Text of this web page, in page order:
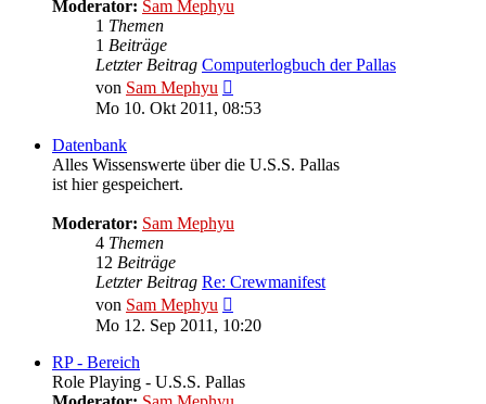
Moderator: Sam Mephyu
1 Themen
1 Beiträge
Letzter Beitrag Computerlogbuch der Pallas
von Sam Mephyu
Beitrag
Mo 10. Okt 2011, 08:53
Datenbank
Alles Wissenswerte über die U.S.S. Pallas
ist hier gespeichert.
Moderator: Sam Mephyu
4 Themen
12 Beiträge
Letzter Beitrag Re: Crewmanifest
von Sam Mephyu
Beitrag
Mo 12. Sep 2011, 10:20
RP - Bereich
Role Playing - U.S.S. Pallas